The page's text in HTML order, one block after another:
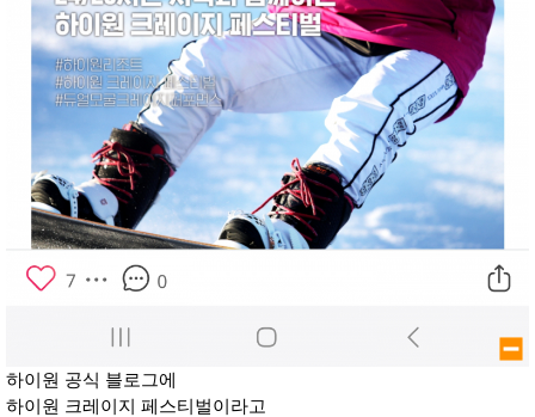
하이원 공식 블로그에
하이원 크레이지 페스티벌이라고